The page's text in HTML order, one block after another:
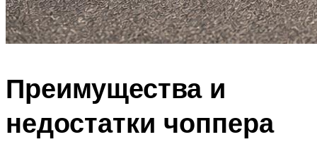
Преимущества и
недостатки чоппера